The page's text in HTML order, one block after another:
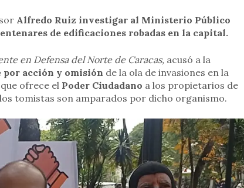
Alfredo Ruiz investigar al Ministerio Público
de edificaciones robadas en la capital.
en Defensa del Norte de Caracas,acusó a la
por acción y omisión de la ola de invasiones en la
ofrece el Poder Ciudadano a los propietarios de
tomistas son amparados por dicho organismo.